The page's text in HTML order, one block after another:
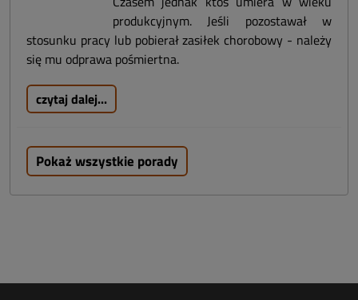
produkcyjnym. Jeśli pozostawał w
stosunku pracy lub pobierał zasiłek chorobowy - należy
się mu odprawa pośmiertna.
czytaj dalej...
Pokaż wszystkie porady